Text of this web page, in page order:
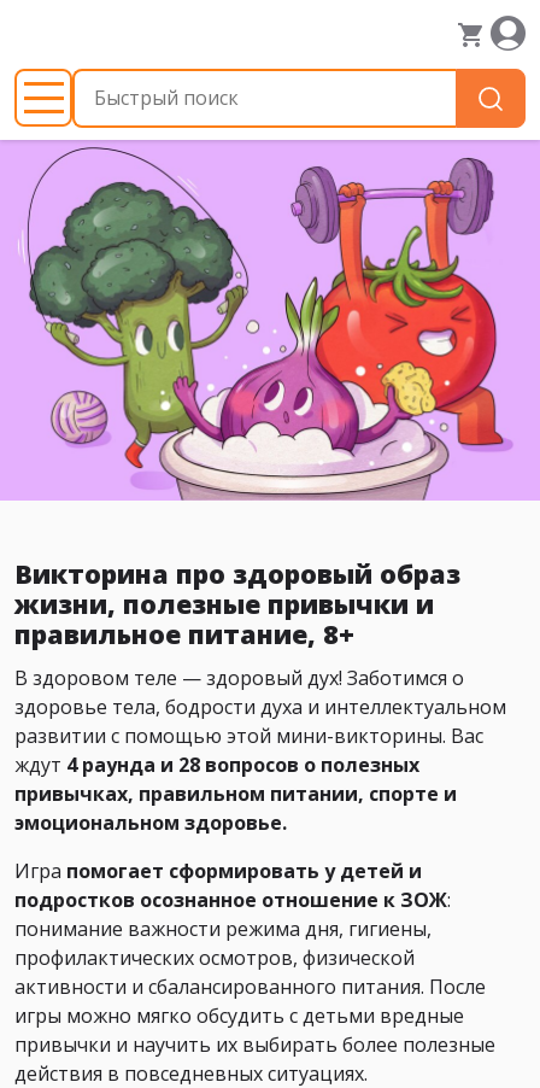
Викторина про здоровый образ
жизни, полезные привычки и
правильное питание, 8+
В здоровом теле — здоровый дух! Заботимся о
здоровье тела, бодрости духа и интеллектуальном
развитии с помощью этой мини-викторины. Вас
ждут 4 раунда и 28 вопросов о полезных
привычках, правильном питании, спорте и
эмоциональном здоровье.
Игра помогает сформировать у детей и
подростков осознанное отношение к ЗОЖ:
понимание важности режима дня, гигиены,
профилактических осмотров, физической
активности и сбалансированного питания. После
игры можно мягко обсудить с детьми вредные
привычки и научить их выбирать более полезные
действия в повседневных ситуациях.